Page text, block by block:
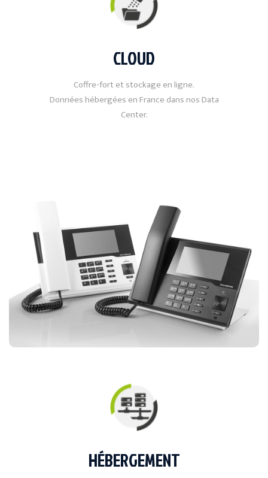
CLOUD
Coffre-fort et stockage en ligne.
Données hébergées en France dans nos Data
Center.
HÉBERGEMENT